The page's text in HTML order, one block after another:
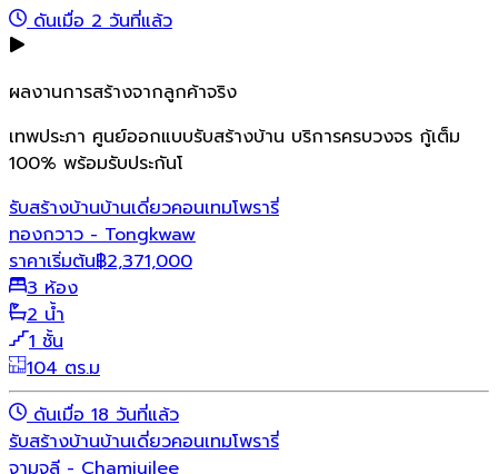
ดันเมื่อ 2 วันที่แล้ว
ผลงานการสร้างจากลูกค้าจริง
เทพประภา ศูนย์ออกแบบรับสร้างบ้าน บริการครบวงจร กู้เต็ม
100% พร้อมรับประกันโ
รับสร้างบ้านบ้านเดี่ยวคอนเทมโพรารี่
ทองกวาว - Tongkwaw
ราคาเริ่มต้น฿2,371,000
3 ห้อง
2 น้ำ
1 ชั้น
104 ตร.ม
ดันเมื่อ 18 วันที่แล้ว
รับสร้างบ้านบ้านเดี่ยวคอนเทมโพรารี่